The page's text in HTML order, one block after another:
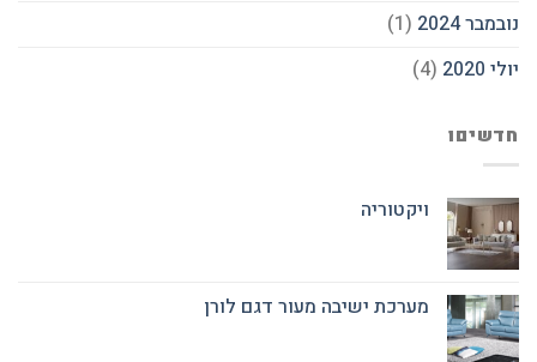
נובמבר 2024
(1)
יולי 2020
(4)
חדשיםו
ויקטוריה
מערכת ישיבה מעור דגם לורן